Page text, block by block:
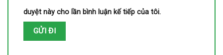
duyệt này cho lần bình luận kế tiếp của tôi.